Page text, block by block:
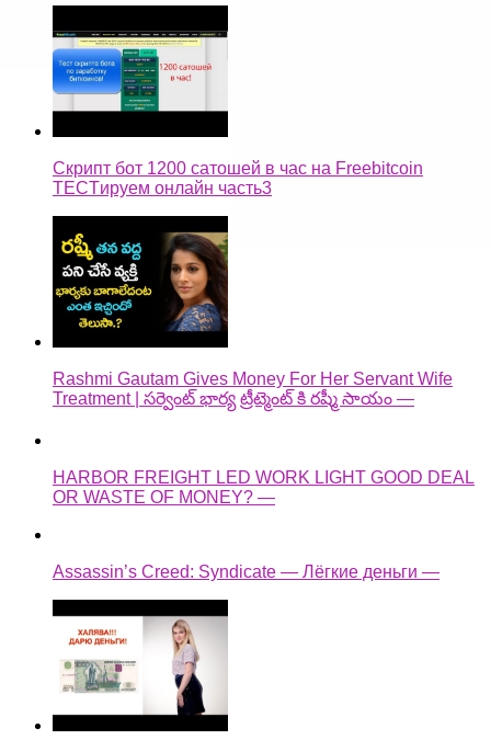
Скрипт бот 1200 сатошей в час на Freebitcoin
TECTируем онлайн часть3
Rashmi Gautam Gives Money For Her Servant Wife
Treatment | సర్వెంట్ భార్య ట్రీట్మెంట్ కి రష్మీ సాయం —
HARBOR FREIGHT LED WORK LIGHT GOOD DEAL
OR WASTE OF MONEY? —
Assassin’s Creed: Syndicate — Лёгкие деньги —